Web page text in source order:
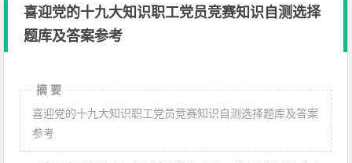
喜迎党的十九大知识职工党员竞赛知识自测选择
题库及答案参考
摘 要
喜迎党的十九大知识职工党员竞赛知识自测选择题库及答案
参考